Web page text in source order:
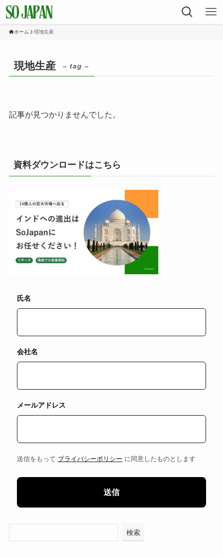
ホーム 現地生産
現地生産 – tag –
記事が見つかりませんでした。
資料ダウンロードはこちら
氏名
会社名
メールアドレス
送信をもって プライバシーポリシー に同意したものとします
検索